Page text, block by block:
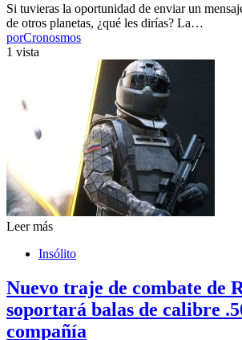
Si tuvieras la oportunidad de enviar un
de otros planetas, ¿qué les dirías? La…
porCronosmos
1 vista
Leer más
Insólito
Nuevo traje de combate de
soportará balas de calibre
compañía